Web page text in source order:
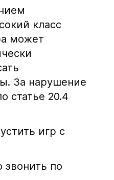
класс
может
За нарушение
статье 20.4
игр с
звонить по